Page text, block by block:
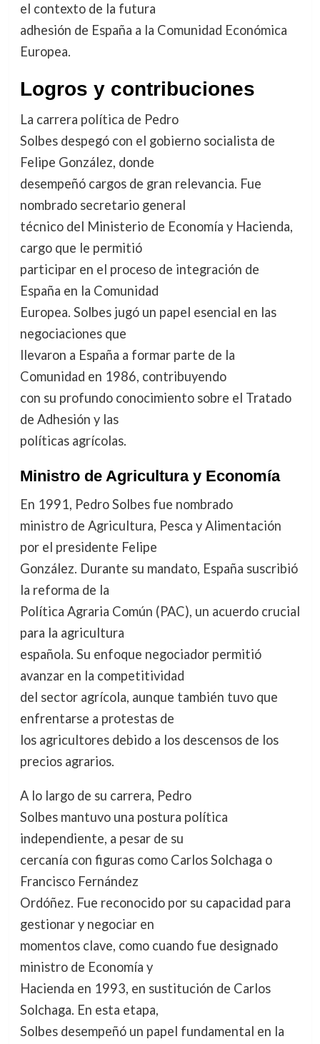
el contexto de la futura
adhesión de España a la Comunidad Económica
Europea.
Logros y contribuciones
La carrera política de Pedro
Solbes despegó con el gobierno socialista de
Felipe González, donde
desempeñó cargos de gran relevancia. Fue
nombrado secretario general
técnico del Ministerio de Economía y Hacienda,
cargo que le permitió
participar en el proceso de integración de
España en la Comunidad
Europea. Solbes jugó un papel esencial en las
negociaciones que
llevaron a España a formar parte de la
Comunidad en 1986, contribuyendo
con su profundo conocimiento sobre el Tratado
de Adhesión y las
políticas agrícolas.
Ministro de Agricultura y Economía
En 1991, Pedro Solbes fue nombrado
ministro de Agricultura, Pesca y Alimentación
por el presidente Felipe
González. Durante su mandato, España suscribió
la reforma de la
Política Agraria Común (PAC), un acuerdo crucial
para la agricultura
española. Su enfoque negociador permitió
avanzar en la competitividad
del sector agrícola, aunque también tuvo que
enfrentarse a protestas de
los agricultores debido a los descensos de los
precios agrarios.
A lo largo de su carrera, Pedro
Solbes mantuvo una postura política
independiente, a pesar de su
cercanía con figuras como Carlos Solchaga o
Francisco Fernández
Ordóñez. Fue reconocido por su capacidad para
gestionar y negociar en
momentos clave, como cuando fue designado
ministro de Economía y
Hacienda en 1993, en sustitución de Carlos
Solchaga. En esta etapa,
Solbes desempeñó un papel fundamental en la